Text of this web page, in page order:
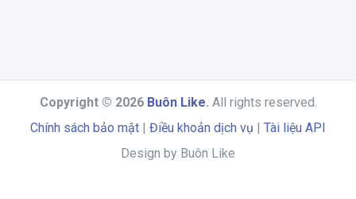
Copyright © 2026 Buôn Like. All rights reserved.
Chính sách bảo mật | Điều khoản dịch vụ | Tài liệu API
Design by Buôn Like